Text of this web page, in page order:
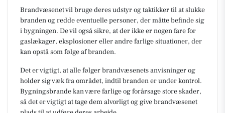
Brandvæsenet vil bruge deres udstyr og taktikker til at slukke
branden og redde eventuelle personer, der måtte befinde sig
i bygningen. De vil også sikre, at der ikke er nogen fare for
gaslækager, eksplosioner eller andre farlige situationer, der
kan opstå som følge af branden.
Det er vigtigt, at alle følger brandvæsenets anvisninger og
holder sig væk fra området, indtil branden er under kontrol.
Bygningsbrande kan være farlige og forårsage store skader,
så det er vigtigt at tage dem alvorligt og give brandvæsenet